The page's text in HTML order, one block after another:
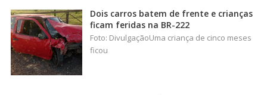
Dois carros batem de frente e crianças
ficam feridas na BR-222
Foto: DivulgaçãoUma criança de cinco meses
ficou